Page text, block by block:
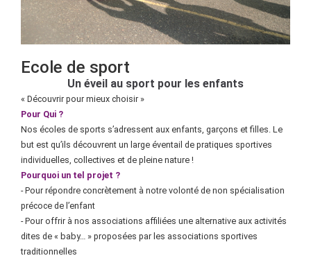
Ecole de sport
Un éveil au sport pour les enfants
« Découvrir pour mieux choisir »
Pour Qui ?
Nos écoles de sports s’adressent aux enfants, garçons et filles. Le
but est qu’ils découvrent un large éventail de pratiques sportives
individuelles, collectives et de pleine nature !
Pourquoi un tel projet ?
- Pour répondre concrètement à notre volonté de non spécialisation
précoce de l’enfant
- Pour offrir à nos associations affiliées une alternative aux activités
dites de « baby… » proposées par les associations sportives
traditionnelles